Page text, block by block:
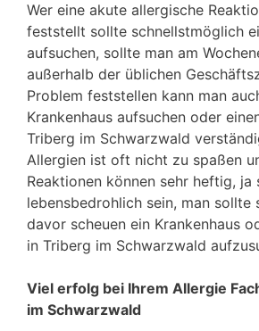
Wer eine akute allergische
feststellt sollte schnellstmöglich
aufsuchen, sollte man am
außerhalb der üblichen
Problem feststellen kann man
Krankenhaus aufsuchen oder
Triberg im Schwarzwald
Allergien ist oft nicht zu spaßen
Reaktionen können sehr heftig, ja
lebensbedrohlich sein, man sollte
davor scheuen ein Krankenhaus
in Triberg im Schwarzwald
Viel erfolg bei Ihrem Allergie
im Schwarzwald